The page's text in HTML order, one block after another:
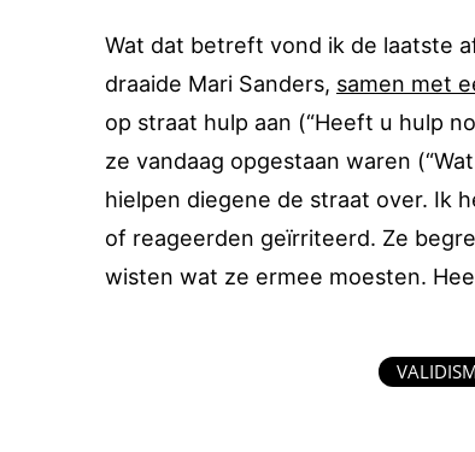
Wat dat betreft vond ik de laatste
draaide Mari Sanders, samen met
op straat hulp aan (“Heeft u hulp
ze vandaag opgestaan waren
hielpen diegene de straat over. Ik
of reageerden geïrriteerd. Ze
wisten wat ze ermee moesten.